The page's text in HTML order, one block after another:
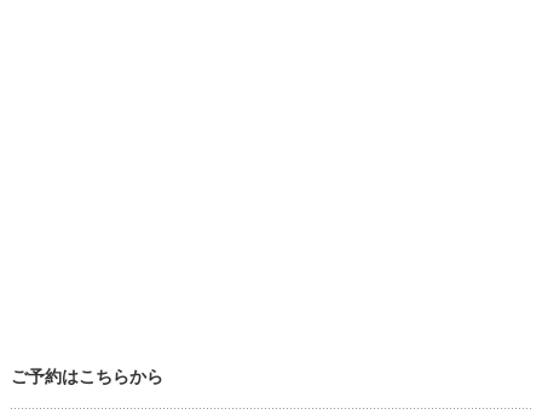
ご予約はこちらから